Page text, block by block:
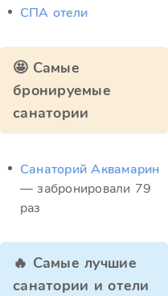
СПА отели
🤩 Самые
бронируемые
санатории
Санаторий Аквамарин
— забронировали 79
раз
🔥 Самые лучшие
санатории и отели